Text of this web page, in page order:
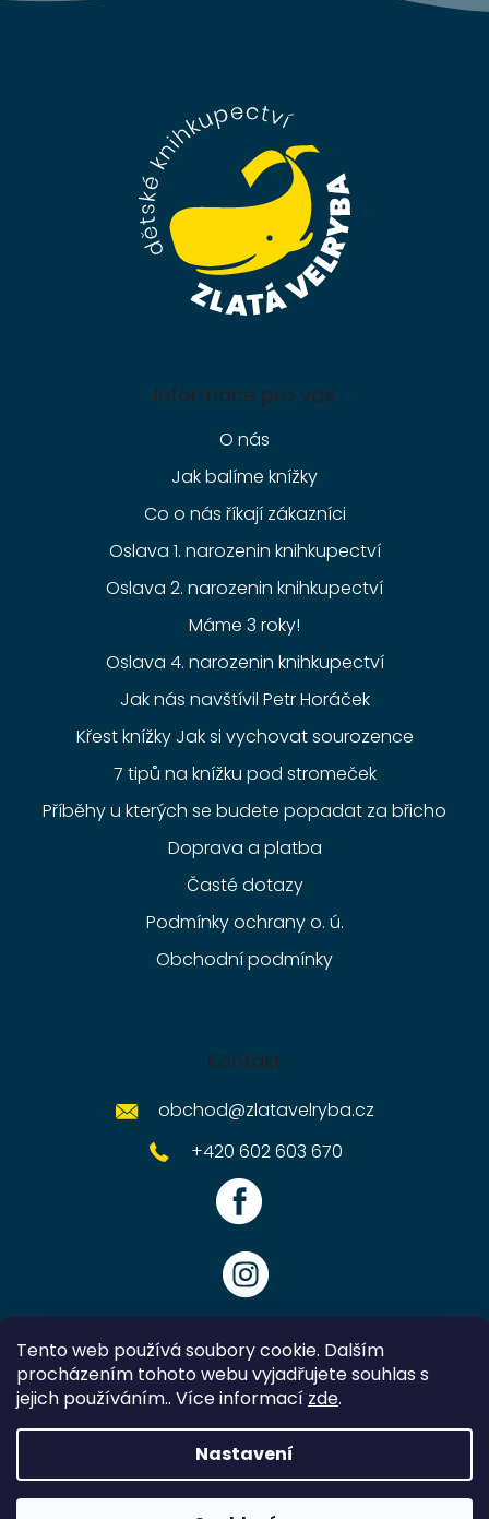
Tento web používá soubory cookie. Dalším
procházením tohoto webu vyjadřujete souhlas s
jejich používáním.. Více informací zde.
Nastavení
Informace pro vás
O nás
Jak balíme knížky
Co o nás říkají zákazníci
Oslava 1. narozenin knihkupectví
Oslava 2. narozenin knihkupectví
Máme 3 roky!
Oslava 4. narozenin knihkupectví
Jak nás navštívil Petr Horáček
Křest knížky Jak si vychovat sourozence
7 tipů na knížku pod stromeček
Příběhy u kterých se budete popadat za břicho
Doprava a platba
Časté dotazy
Podmínky ochrany o. ú.
Obchodní podmínky
Kontakt
obchod@zlatavelryba.cz
+420 602 603 670
Vytvořil Shoptet